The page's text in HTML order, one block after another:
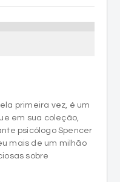
primeira vez, é um
em sua coleção,
psicólogo Spencer
mais de um milhão
sobre